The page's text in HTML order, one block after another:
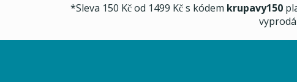
*Sleva 150 Kč od 1499 Kč s kódem krupavy150